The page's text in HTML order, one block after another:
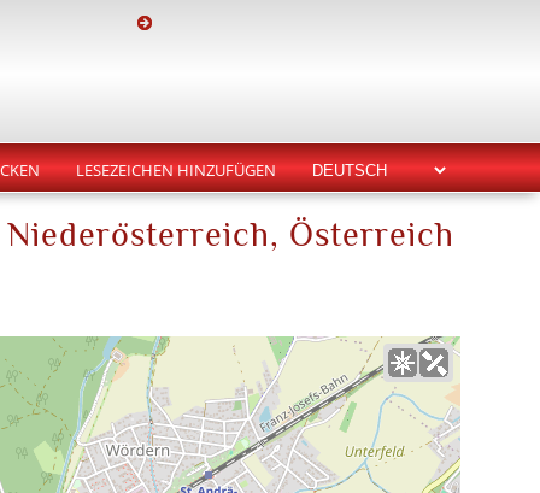
LESEZEICHEN HINZUFÜGEN
Österreich